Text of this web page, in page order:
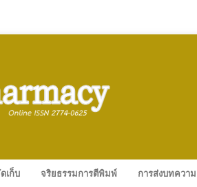
เก็บ จริยธรรมการตีพิมพ์ การส่งบทความ